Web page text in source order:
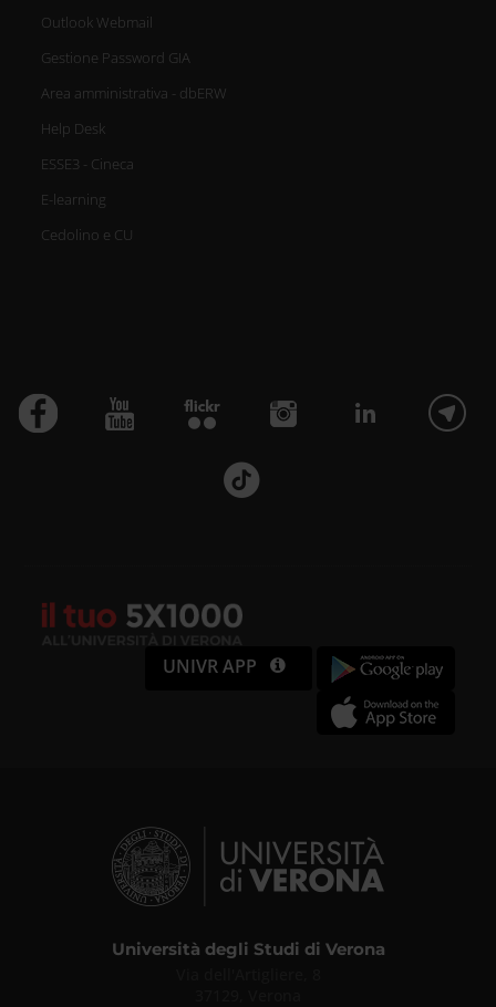
Outlook Webmail
Gestione Password GIA
Area amministrativa - dbERW
Help Desk
ESSE3 - Cineca
E-learning
Cedolino e CU
UNIVR APP
Università degli Studi di Verona